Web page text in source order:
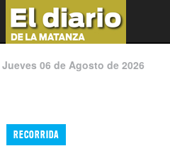
Jueves 06 de Agosto de 2026
RECORRIDA